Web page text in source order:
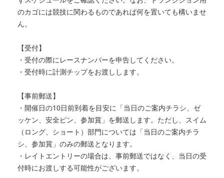
のカゴには競技に関わるものであれば何を置いても構いませ
ん。
【受付】
・受付の際にレースナンバーを申告してください。
・受付時に計測チップをお渡しします。
【事前郵送】
・開催日の10日前到着を目安に「当日のご案内チラシ、ゼ
ッケン、安全ピン、参加賞」を郵送します。ただし、スイム
（ロング、ショート）部門については「当日のご案内チラ
シ、参加賞」のみの郵送となります。
・レイトエントリーの場合は、事前郵送ではなく、当日の受
付時にお渡しする可能性がございます。